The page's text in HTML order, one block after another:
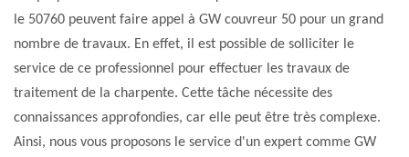
le 50760 peuvent faire appel à GW couvreur 50 pour un grand
nombre de travaux. En effet, il est possible de solliciter le
service de ce professionnel pour effectuer les travaux de
traitement de la charpente. Cette tâche nécessite des
connaissances approfondies, car elle peut être très complexe.
Ainsi, nous vous proposons le service d'un expert comme GW